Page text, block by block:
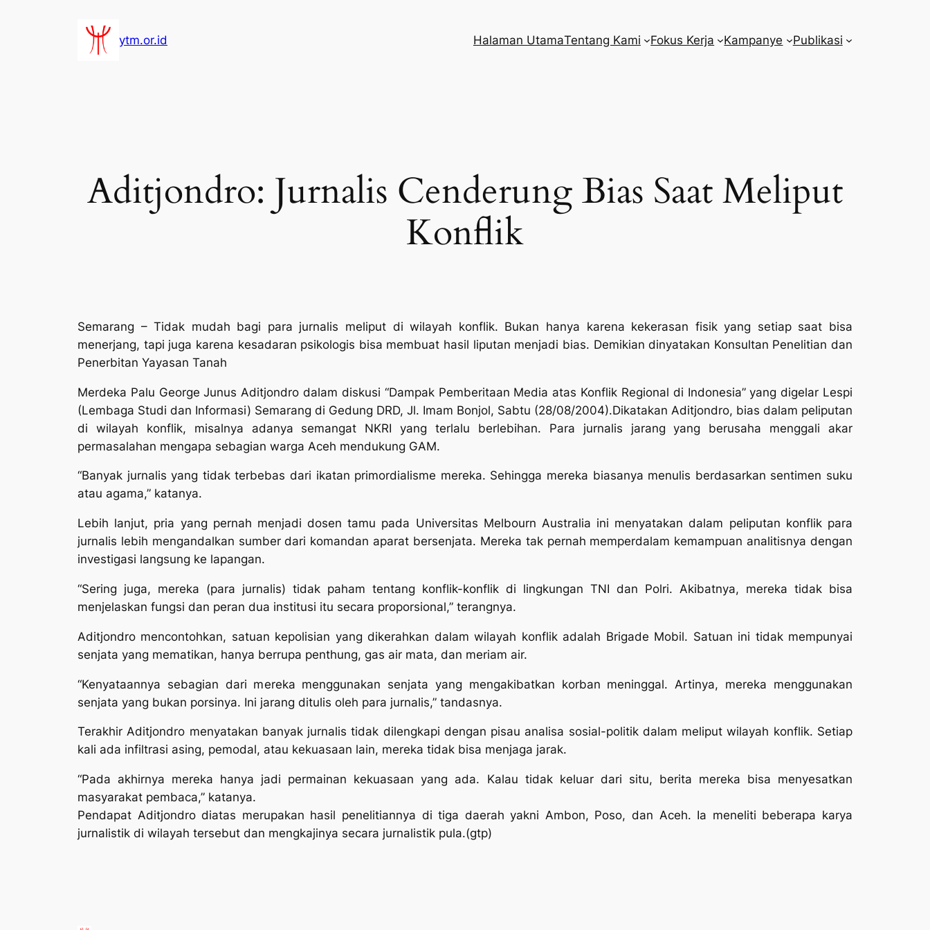
ytm.or.id Halaman UtamaTentang Kami Fokus Kerja Kampanye Publikasi
Aditjondro: Jurnalis Cenderung Bias Saat Meliput
Konflik
Semarang – Tidak mudah bagi para jurnalis meliput di wilayah konflik. Bukan hanya karena kekerasan fisik yang setiap saat bisa
menerjang, tapi juga karena kesadaran psikologis bisa membuat hasil liputan menjadi bias. Demikian dinyatakan Konsultan Penelitian dan
Penerbitan Yayasan Tanah
Merdeka Palu George Junus Aditjondro dalam diskusi “Dampak Pemberitaan Media atas Konflik Regional di Indonesia” yang digelar Lespi
(Lembaga Studi dan Informasi) Semarang di Gedung DRD, Jl. Imam Bonjol, Sabtu (28/08/2004).Dikatakan Aditjondro, bias dalam peliputan
di wilayah konflik, misalnya adanya semangat NKRI yang terlalu berlebihan. Para jurnalis jarang yang berusaha menggali akar
permasalahan mengapa sebagian warga Aceh mendukung GAM.
“Banyak jurnalis yang tidak terbebas dari ikatan primordialisme mereka. Sehingga mereka biasanya menulis berdasarkan sentimen suku
atau agama,” katanya.
Lebih lanjut, pria yang pernah menjadi dosen tamu pada Universitas Melbourn Australia ini menyatakan dalam peliputan konflik para
jurnalis lebih mengandalkan sumber dari komandan aparat bersenjata. Mereka tak pernah memperdalam kemampuan analitisnya dengan
investigasi langsung ke lapangan.
“Sering juga, mereka (para jurnalis) tidak paham tentang konflik-konflik di lingkungan TNI dan Polri. Akibatnya, mereka tidak bisa
menjelaskan fungsi dan peran dua institusi itu secara proporsional,” terangnya.
Aditjondro mencontohkan, satuan kepolisian yang dikerahkan dalam wilayah konflik adalah Brigade Mobil. Satuan ini tidak mempunyai
senjata yang mematikan, hanya berrupa penthung, gas air mata, dan meriam air.
“Kenyataannya sebagian dari mereka menggunakan senjata yang mengakibatkan korban meninggal. Artinya, mereka menggunakan
senjata yang bukan porsinya. Ini jarang ditulis oleh para jurnalis,” tandasnya.
Terakhir Aditjondro menyatakan banyak jurnalis tidak dilengkapi dengan pisau analisa sosial-politik dalam meliput wilayah konflik. Setiap
kali ada infiltrasi asing, pemodal, atau kekuasaan lain, mereka tidak bisa menjaga jarak.
“Pada akhirnya mereka hanya jadi permainan kekuasaan yang ada. Kalau tidak keluar dari situ, berita mereka bisa menyesatkan
masyarakat pembaca,” katanya.
Pendapat Aditjondro diatas merupakan hasil penelitiannya di tiga daerah yakni Ambon, Poso, dan Aceh. Ia meneliti beberapa karya
jurnalistik di wilayah tersebut dan mengkajinya secara jurnalistik pula.(gtp)